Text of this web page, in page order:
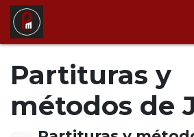
Ir al contenido
Partituras y
métodos de